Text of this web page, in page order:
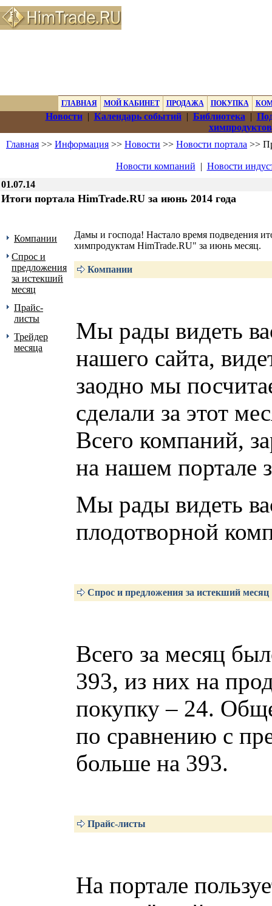
ГЛАВНАЯ МОЙ КАБИНЕТ ПРОДАЖА ПОКУПКА
Новости| Календарь событий| Библиотека |
химпродуктов
Главная >> Информация >> Новости >> Новости портала >>
Новости компаний | Новости
01.07.14
Итоги портала HimTrade.RU за июнь 2014 года
Компании
Спрос и
предложения
за истекший
месяц
Прайс-
листы
Трейдер
месяца
Дамы и господа! Настало время подведения
химпродуктам HimTrade.RU" за июнь месяц.
Компании
Мы рады видеть
нашего сайта,
заодно мы
сделали за этот
Всего компаний,
на нашем портале
Мы рады видеть
плодотворной
Спрос и предложения за истекший месяц
Всего за месяц
393, из них на
покупку – 24.
по сравнению с
больше на 393.
Прайс-листы
На портале